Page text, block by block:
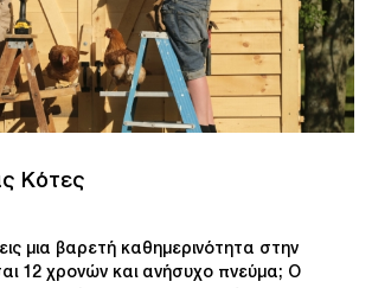
Κότες
μια βαρετή καθημερινότητα στην
12 χρονών και ανήσυχο πνεύμα; Ο